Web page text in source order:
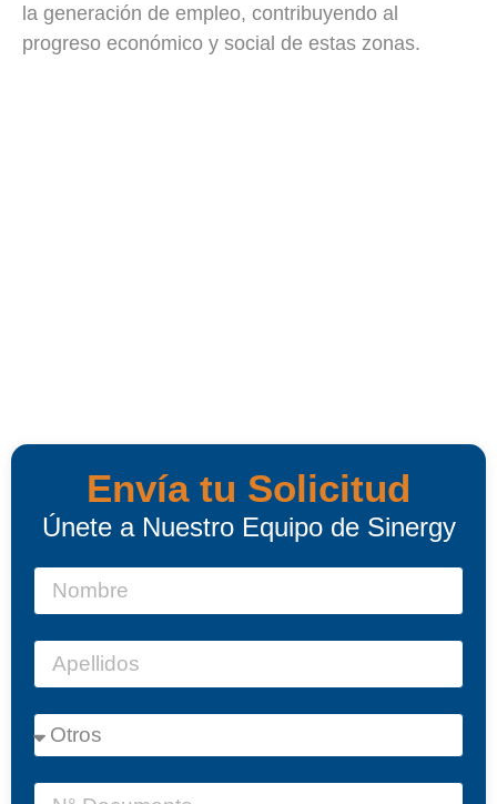
la generación de empleo, contribuyendo al
progreso económico y social de estas zonas.
Envía tu Solicitud
Únete a Nuestro Equipo de Sinergy